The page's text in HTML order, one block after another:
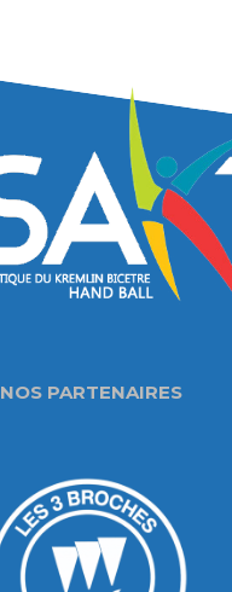
NOS PARTENAIRES